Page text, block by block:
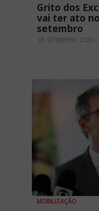
Grito dos
vai ter ato
setembro
05 SETEMBRO, 2023
MOBILIZAÇÃO